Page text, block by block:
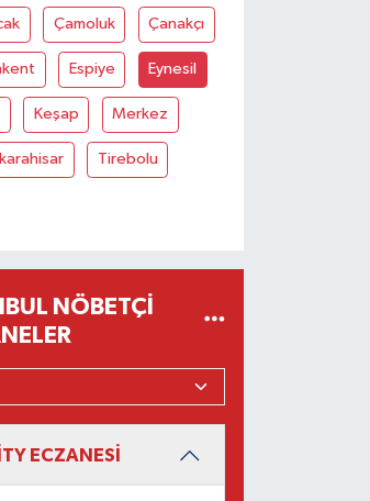
Çamoluk Çanakçı
Espiye Eynesil
Keşap Merkez
Tirebolu
NÖBETÇI
ECZANESİ